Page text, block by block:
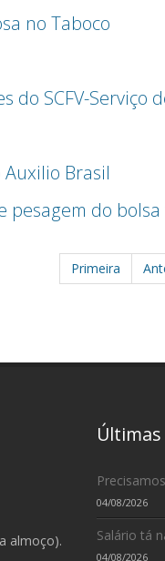
no Taboco
do SCFV-Serviço
Brasil
pesagem do
Primeira
almoço).
04/08/2026
Salário tá
04/08/2026